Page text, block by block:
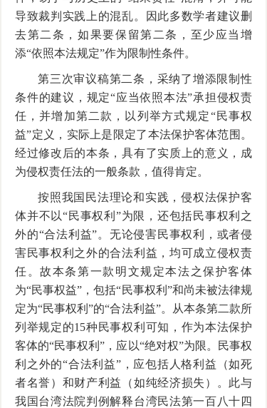
导致裁判实践上的混乱。因此多数学者建议删
去第二条，如果要保留第二条，至少应当增
添“依照本法规定”作为限制性条件。
第三次审议稿第二条，采纳了增添限制性
条件的建议，规定“应当依照本法”承担侵权责
任，并增加第二款，以列举方式规定“民事权
益”定义，实际上是限定了本法保护客体范围。
经过修改后的本条，具有了实质上的意义，成
为侵权责任法的一般条款，值得肯定。
按照我国民法理论和实践，侵权法保护客
体并不以“民事权利”为限，还包括民事权利之
外的“合法利益”。无论侵害民事权利，或者侵
害民事权利之外的合法利益，均可成立侵权责
任。故本条第一款明文规定本法之保护客体
为“民事权益”，包括“民事权利”和尚未被法律规
定为“民事权利”的“合法利益”。从本条第二款所
列举规定的15种民事权利可知，作为本法保护
客体的“民事权利”，应以“绝对权”为限。民事权
利之外的“合法利益”，应包括人格利益（如死
者名誉）和财产利益（如纯经济损失）。此与
我国台湾法院判例解释台湾民法第一百八十四